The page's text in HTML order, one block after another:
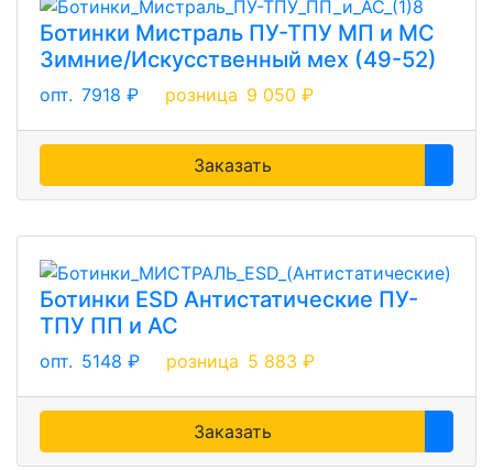
Ботинки Мистраль ПУ-ТПУ МП и МС
Зимние/Искусственный мех (49-52)
опт. 7918 ₽ розница 9 050 ₽
Заказать
Ботинки ESD Антистатические ПУ-
ТПУ ПП и АС
опт. 5148 ₽ розница 5 883 ₽
Заказать